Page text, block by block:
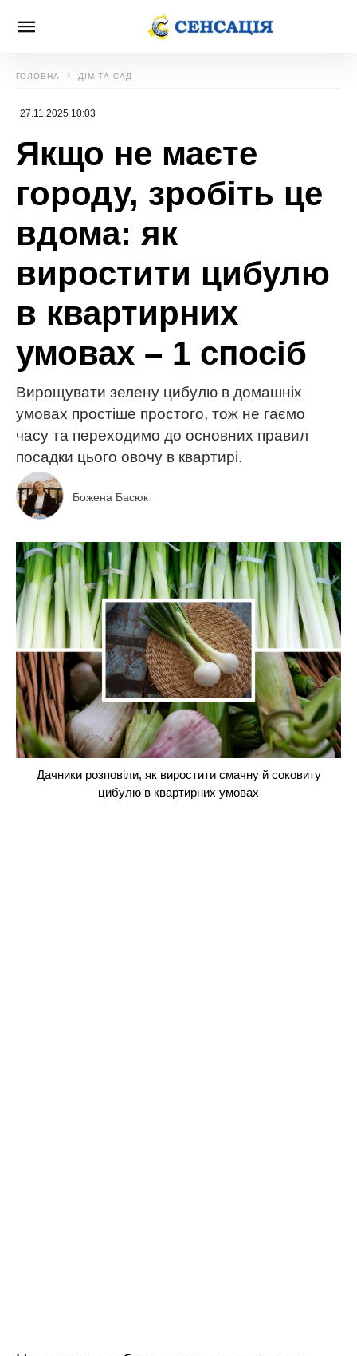
ГОЛОВНА ДІМ ТА САД
27.11.2025 10:03
Якщо не маєте
городу, зробіть це
вдома: як
виростити цибулю
в квартирних
умовах – 1 спосіб
Вирощувати зелену цибулю в домашніх
умовах простіше простого, тож не гаємо
часу та переходимо до основних правил
посадки цього овочу в квартирі.
Божена Басюк
Дачники розповіли, як виростити смачну й соковиту
цибулю в квартирних умовах